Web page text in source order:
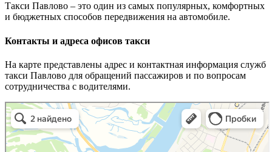
Такси Павлово – это один из самых популярных, комфортных
и бюджетных способов передвижения на автомобиле.
Контакты и адреса офисов такси
На карте представлены адрес и контактная информация служб
такси Павлово для обращений пассажиров и по вопросам
сотрудничества с водителями.